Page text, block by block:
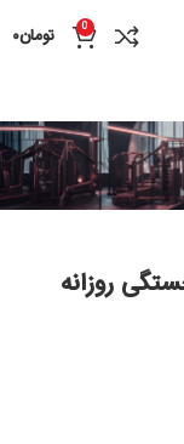
0 تومان۰
روزانه